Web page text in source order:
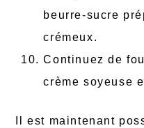
beurre-sucre
crémeux.
Continuez de
crème soyeuse
Il est maintenant